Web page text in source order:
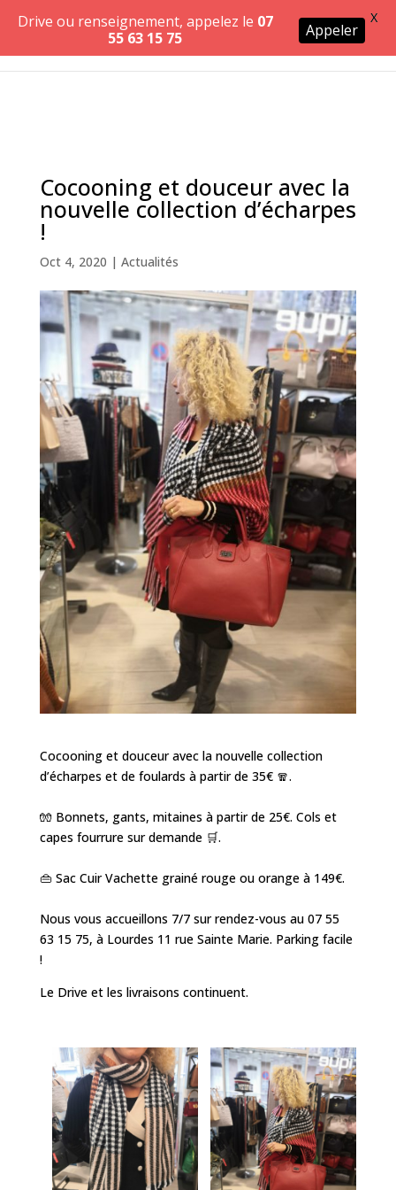
Cocooning et douceur avec la
nouvelle collection d’écharpes
!
Oct 4, 2020 | Actualités
Cocooning et douceur avec la nouvelle collection
d’écharpes et de foulards à partir de 35€ 🧣.
🧤 Bonnets, gants, mitaines à partir de 25€. Cols et
capes fourrure sur demande 🛒.
👜 Sac Cuir Vachette grainé rouge ou orange à 149€.
Nous vous accueillons 7/7 sur rendez-vous au 07 55
63 15 75, à Lourdes 11 rue Sainte Marie. Parking facile
!
Le Drive et les livraisons continuent.
Drive ou renseignement, appelez le 07
55 63 15 75
Appeler
X